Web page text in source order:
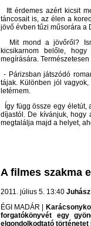
Itt érdemes azért kicsit
táncosait is, az élen a
jövő évben tűzi műsorára a
Mit mond a jövőről?
kicsikarnom belőle,
megírására.
- Párizsban játszódó
tájak. Különben jól
letérnem.
Így függ össze egy életút,
díjastól. De kívánjuk, hogy
megtalálja majd a helyet,
A filmes szakma
2011. július 5. 13:40
ÉGI MADÁR |
forgatókönyvét egy
elgondolkodtató történetet